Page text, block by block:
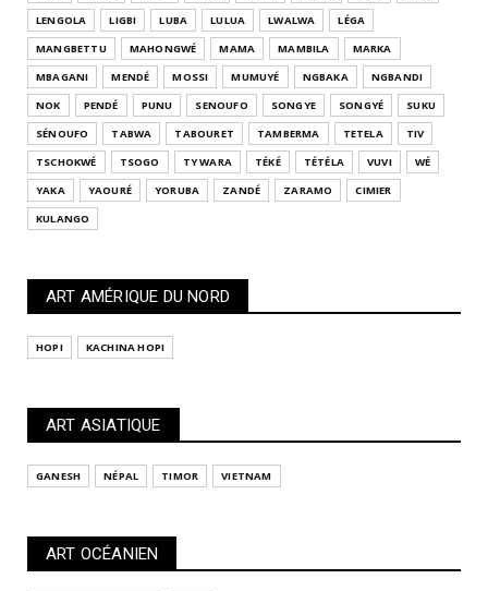
LENGOLA
LIGBI LUBA LULUA LWALWA
LÉGA
MANGBETTU
MAHONGWÉ MAMA MAMBILA
MARKA
MBAGANI
MENDÉ MOSSI MUMUYÉ NGBAKA
NGBANDI
NOK
PENDÉ PUNU SENOUFO SONGYE SONGYÉ
SUKU
SÉNOUFO
TABWA TABOURET TAMBERMA TETELA
TIV
TSCHOKWÉ
TSOGO TY WARA TÉKÉ TÉTÉLA VUVI
WÉ
YAKA
YAOURÉ YORUBA ZANDÉ ZARAMO
CIMIER
KULANGO
ART AMÉRIQUE DU NORD
HOPI KACHINA HOPI
ART ASIATIQUE
GANESH NÉPAL TIMOR VIETNAM
ART OCÉANIEN